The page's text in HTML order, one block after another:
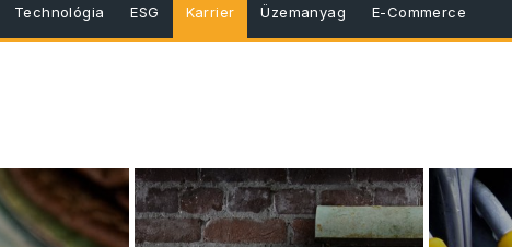
Technológia ESG Karrier Üzemanyag E-Commerce